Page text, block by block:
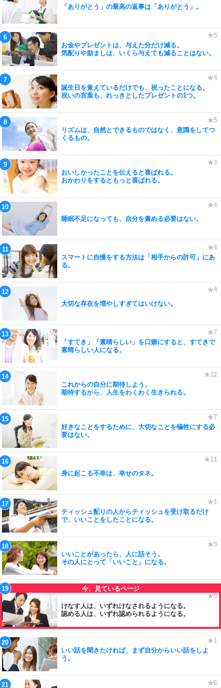
「ありがとう」の最高の返事は「ありがとう」。
お金やプレゼントは、与えた分だけ減る。
気配りや励ましは、いくら与えても減ることはない。
誕生日を覚えているだけでも、祝ったことになる。
祝いの言葉も、れっきとしたプレゼントの1つ。
リズムは、自然とできるものではなく、意識をしてつ
くるもの。
おいしかったことを伝えると喜ばれる。
おかわりをするともっと喜ばれる。
睡眠不足になっても、自分を責める必要はない。
スマートに自慢をする方法は「相手からの許可」にあ
る。
大切な存在を増やしすぎてはいけない。
「すてき」「素晴らしい」を口癖にすると、すてきで
素晴らしい人になる。
これからの自分に期待しよう。
期待するから、人生をわくわく生きられる。
好きなことをするために、大切なことを犠牲にする必
要はない。
身に起こる不幸は、幸せのタネ。
ティッシュ配りの人からティッシュを受け取るだけ
で、いいことをしたことになる。
いいことがあったら、人に話そう。
その人にとって「いいこと」になる。
けなす人は、いずれけなされるようになる。
認める人は、いずれ認められるようになる。
いい話を聞きたければ、まず自分からいい話をしよ
う。